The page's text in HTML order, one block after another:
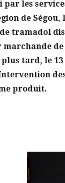
par les
de
tramadol
plus tard, le
produit.